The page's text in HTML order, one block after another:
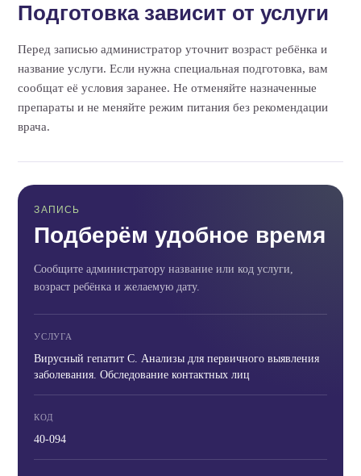
Подготовка зависит от услуги
Перед записью администратор уточнит возраст ребёнка и
название услуги. Если нужна специальная подготовка, вам
сообщат её условия заранее. Не отменяйте назначенные
препараты и не меняйте режим питания без рекомендации
врача.
ЗАПИСЬ
Подберём удобное время
Сообщите администратору название или код услуги,
возраст ребёнка и желаемую дату.
УСЛУГА
Вирусный гепатит C. Анализы для первичного выявления
заболевания. Обследование контактных лиц
КОД
40-094